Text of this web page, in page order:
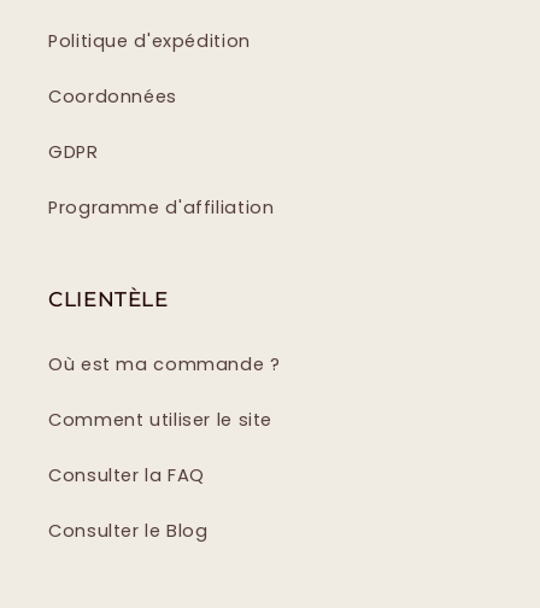
Politique d'expédition
Coordonnées
GDPR
Programme d'affiliation
CLIENTÈLE
Où est ma commande ?
Comment utiliser le site
Consulter la FAQ
Consulter le Blog